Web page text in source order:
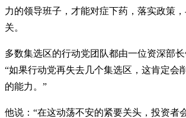
力的领导班子，才能对症下药，落实政策
关。
多数集选区的行动党团队都由一位资深部长
“如果行动党再失去几个集选区，这肯定会
的能力。”
他说：“在这动荡不安的紧要关头，投资者